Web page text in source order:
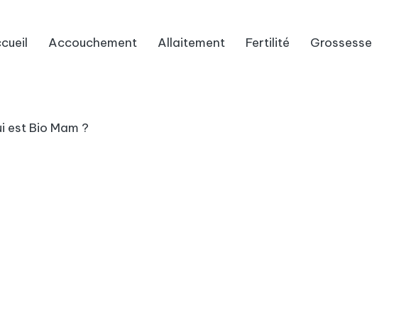
Accouchement Allaitement Fertilité Grossesse
est Bio Mam ?